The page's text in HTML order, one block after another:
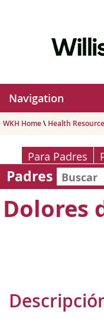
Navigation
WKH Home\ Health
Para Padres
Padres
Dolores